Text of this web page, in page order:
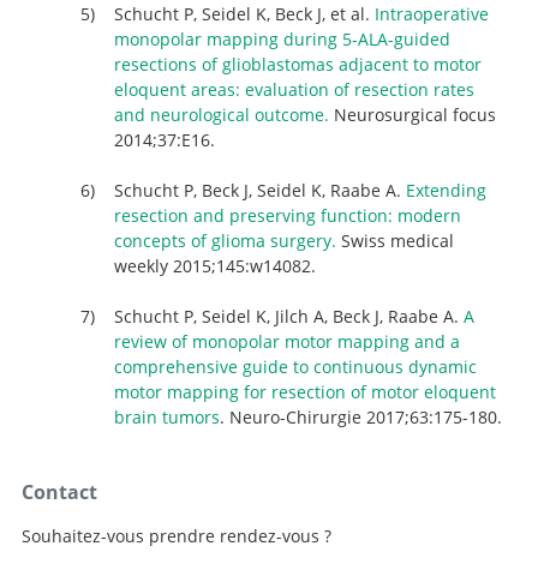
Schucht P, Seidel K, Beck J, et al. Intraoperative
monopolar mapping during 5-ALA-guided
resections of glioblastomas adjacent to motor
eloquent areas: evaluation of resection rates
and neurological outcome. Neurosurgical focus
2014;37:E16.
Schucht P, Beck J, Seidel K, Raabe A. Extending
resection and preserving function: modern
concepts of glioma surgery. Swiss medical
weekly 2015;145:w14082.
Schucht P, Seidel K, Jilch A, Beck J, Raabe A. A
review of monopolar motor mapping and a
comprehensive guide to continuous dynamic
motor mapping for resection of motor eloquent
brain tumors. Neuro-Chirurgie 2017;63:175-180.
Contact
Souhaitez-vous prendre rendez-vous ?